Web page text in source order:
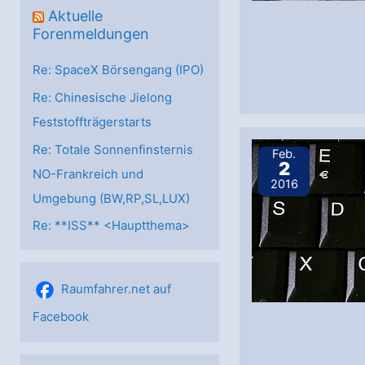
Aktuelle
Forenmeldungen
Re: SpaceX Börsengang (IPO)
Re: Chinesische Jielong
Feststoffträgerstarts
Re: Totale Sonnenfinsternis
NO-Frankreich und
Umgebung (BW,RP,SL,LUX)
Re: **ISS** <Hauptthema>
Raumfahrer.net auf
Facebook
Feb.
2
2016